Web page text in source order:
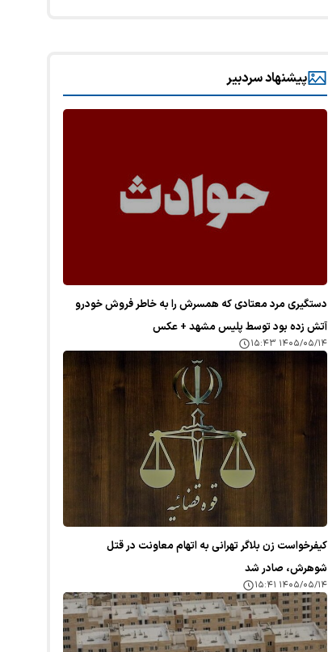
پیشنهاد سردبیر
دستگیری مرد معتادی که همسرش را به خاطر فروش خودرو
آتش زده بود توسط پلیس مشهد + عکس
۱۴۰۵/۰۵/۱۴ ۱۵:۴۳
کیفرخواست زن بلاگر تهرانی به اتهام معاونت در قتل
شوهرش، صادر شد
۱۴۰۵/۰۵/۱۴ ۱۵:۴۱